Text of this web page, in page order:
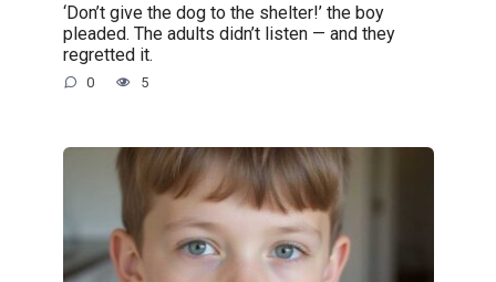
‘Don’t give the dog to the shelter!’ the boy
pleaded. The adults didn’t listen — and they
regretted it.
0 5